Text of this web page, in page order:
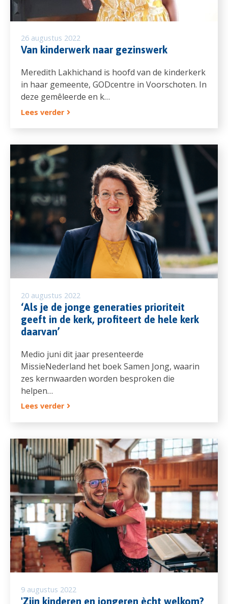
26 augustus 2022
Van kinderwerk naar gezinswerk
Meredith Lakhichand is hoofd van de kinderkerk
in haar gemeente, GODcentre in Voorschoten. In
deze gemêleerde en k…
Lees verder
20 augustus 2022
‘Als je de jonge generaties prioriteit
geeft in de kerk, profiteert de hele kerk
daarvan’
Medio juni dit jaar presenteerde
MissieNederland het boek Samen Jong, waarin
zes kernwaarden worden besproken die
helpen…
Lees verder
9 augustus 2022
'Zijn kinderen en jongeren ècht welkom?